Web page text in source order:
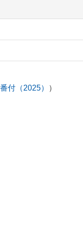
付（2025） ）